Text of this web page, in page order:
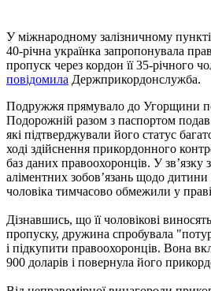
У міжнародному залізничному
40-річна українка запропонувала
пропуск через кордон її 35-річного
повідомила Держприкордонслужба.
Подружжя прямувало до Угорщини
Подорожній разом з паспортом
які підтверджували його статус
ході здійснення прикордонного
баз даних правоохоронців. У зв’язку
аліментних зобов’язань щодо
чоловіка тимчасово обмежили у
Дізнавшись, що її чоловікові
пропуску, дружина спробувала
і підкупити правоохоронців. Вона
900 доларів і повернула його